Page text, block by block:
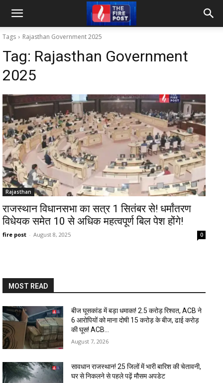
Tags Rajasthan Government 2025
Tag: Rajasthan Government
2025
Rajasthan
राजस्थान विधानसभा का सत्र 1 सितंबर से! धर्मांतरण
विधेयक समेत 10 से अधिक महत्वपूर्ण बिल पेश होंगे!
fire post - August 8, 2025 0
MOST READ
बीज घूसकांड में बड़ा धमाका! ₹2.5 करोड़ रिश्वत, ACB ने
6 आरोपियों को माना दोषी 15 करोड़ के बीज, ढाई करोड़
की घूस! ACB...
August 7, 2026
सावधान राजस्थान! 25 जिलों में भारी बारिश की चेतावनी,
घर से निकलने से पहले पढ़ें मौसम अपडेट